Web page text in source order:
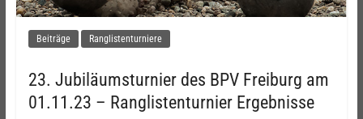
Beiträge Ranglistenturniere
23. Jubiläumsturnier des BPV Freiburg am
01.11.23 – Ranglistenturnier Ergebnisse